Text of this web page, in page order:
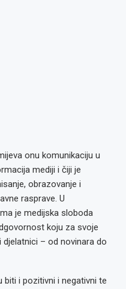
onu komunikaciju u
mediji i čiji je
obrazovanje i
rasprave. U
je medijska sloboda
koju za svoje
– od novinara do
i pozitivni i negativni te